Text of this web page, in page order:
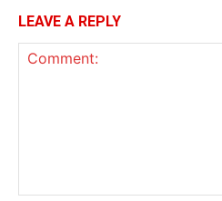
LEAVE A REPLY